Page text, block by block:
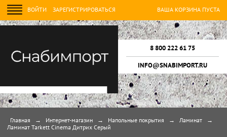
ВОЙТИ ЗАРЕГИСТРИРОВАТЬСЯ ВАША КОРЗИНА ПУСТА
8 800 222 61 75
INFO@SNABIMPORT.RU
Главная → Интернет-магазин → Напольные покрытия → Ламинат
→
Ламинат Tarkett Cinema Дитрих Серый